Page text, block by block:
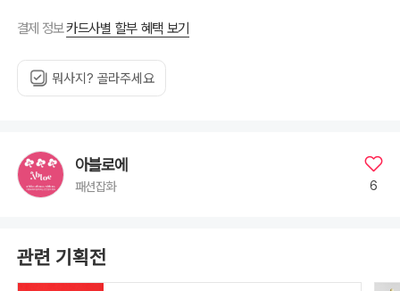
결제 정보카드사별 할부 혜택 보기
뭐사지? 골라주세요
아블로에
패션잡화 6
관련 기획전